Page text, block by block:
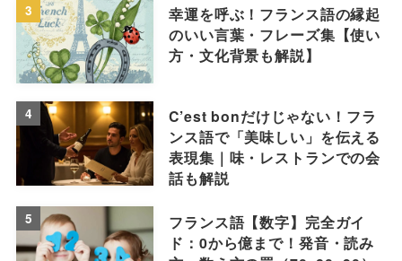
3
幸運を呼ぶ！フランス語の縁起
のいい言葉・フレーズ集【使い
方・文化背景も解説】
4
C’est bonだけじゃない！フラ
ンス語で「美味しい」を伝える
表現集｜味・レストランでの会
話も解説
5
フランス語【数字】完全ガイ
ド：0から億まで！発音・読み